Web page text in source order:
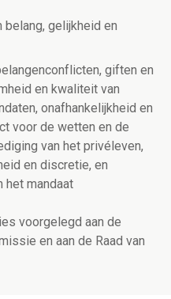
gelijkheid en
giften en
en kwaliteit van
onafhankelijkheid en
voor de wetten en de
van het privéleven,
en discretie, en
het mandaat
voorgelegd aan de
en aan de Raad van